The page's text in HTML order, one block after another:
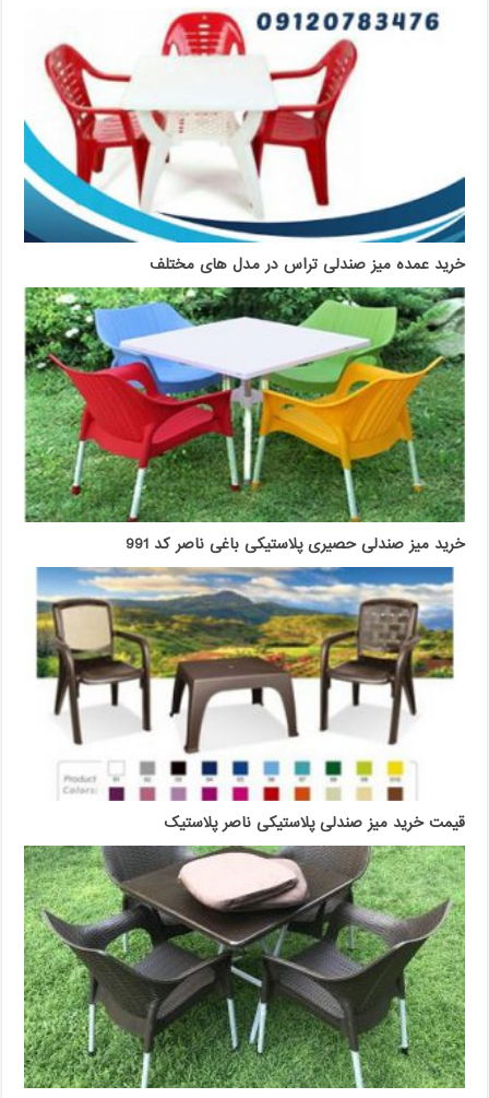
خرید عمده میز صندلی تراس در مدل های مختلف
خرید میز صندلی حصیری پلاستیکی باغی ناصر کد 991
قیمت خرید میز صندلی پلاستیکی ناصر پلاستیک